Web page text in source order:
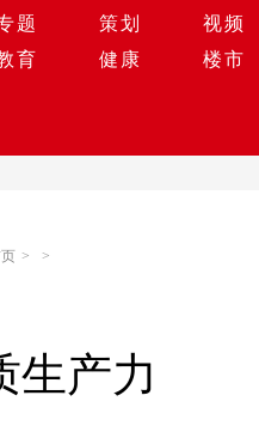
题 策划 视频
育 健康 楼市
> >
生产力